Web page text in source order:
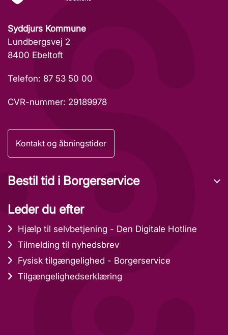
Syddjurs Kommune
Lundbergsvej 2
8400 Ebeltoft
Telefon: 87 53 50 00
CVR-nummer: 29189978
Kontakt og åbningstider
Bestil tid i Borgerservice
Leder du efter
Hjælp til selvbetjening - Den Digitale Hotline
Tilmelding til nyhedsbrev
Fysisk tilgængelighed - Borgerservice
Tilgængelighedserklæring